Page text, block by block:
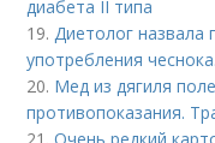
диабета II типа
19.Диетолог назвала
употребления
20. Мед из дягиля
противопоказания.